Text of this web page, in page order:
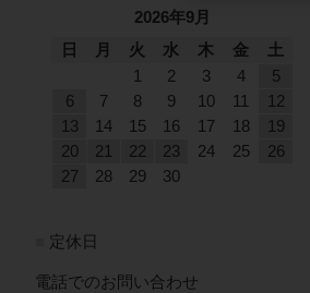
2026年9月
日
月 火 水 木 金
土
1
2 3 4
5
6
7 8 9 10 11
12
13
14 15 16 17 18
19
20
21 22 23 24 25
26
27
28 29 30
定休日
電話でのお問い合わせ